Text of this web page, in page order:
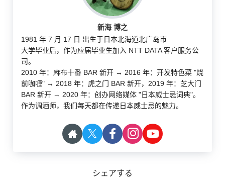
新海 博之
1981 年 7 月 17 日 出生于日本北海道北广岛市
大学毕业后，作为应届毕业生加入 NTT DATA 客户服务公
司。
2010 年：麻布十番 BAR 新开 → 2016 年：开发特色菜 "烧
前咖喱" → 2018 年：虎之门 BAR 新开，2019 年：芝大门
BAR 新开 → 2020 年：创办网络媒体 "日本威士忌词典"。
作为调酒师，我们每天都在传递日本威士忌的魅力。
シェアする